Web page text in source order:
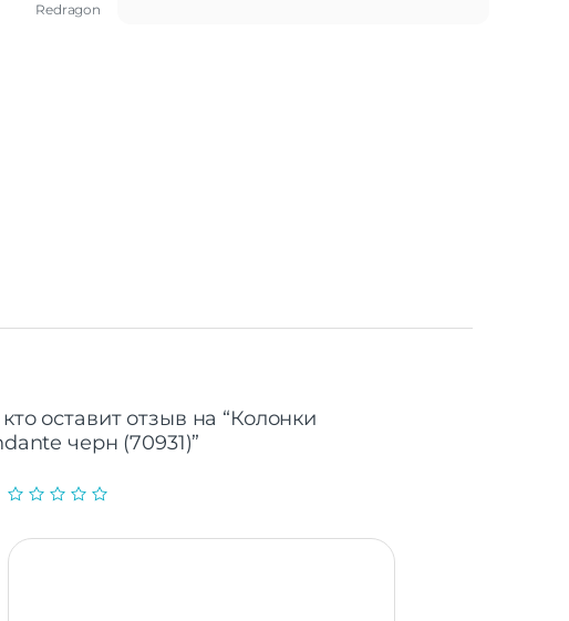
Redragon
оставит отзыв на “Колонки
черн (70931)”